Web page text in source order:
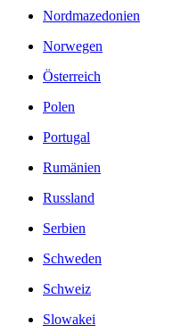
Nordmazedonien
Norwegen
Österreich
Polen
Portugal
Rumänien
Russland
Serbien
Schweden
Schweiz
Slowakei